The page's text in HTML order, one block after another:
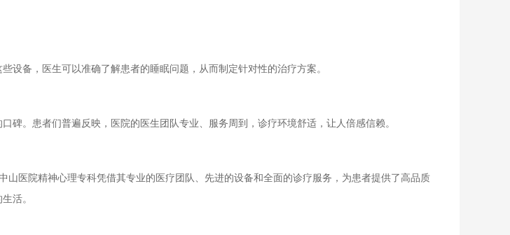
备，医生可以准确了解患者的睡眠问题，从而制定针对性的治疗方案。
。患者们普遍反映，医院的医生团队专业、服务周到，诊疗环境舒适，让人倍感信赖。
院精神心理专科凭借其专业的医疗团队、先进的设备和全面的诊疗服务，为患者提供了高品质
活。